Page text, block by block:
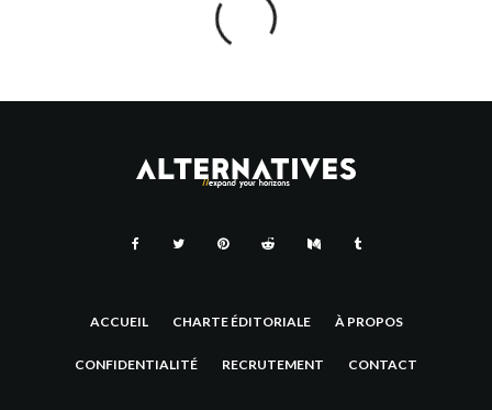
TripShock en 2024
APPLICATIONS · · 8 MIN READ